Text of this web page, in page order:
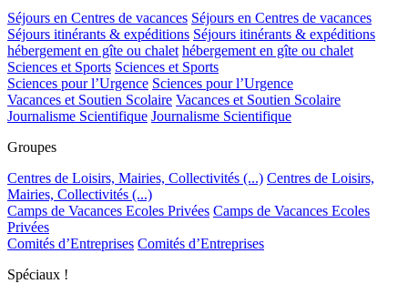
Séjours en Centres de vacances Séjours en Centres de vacances
Séjours itinérants & expéditions Séjours itinérants & expéditions
hébergement en gîte ou chalet hébergement en gîte ou chalet
Sciences et Sports Sciences et Sports
Sciences pour l’Urgence Sciences pour l’Urgence
Vacances et Soutien Scolaire Vacances et Soutien Scolaire
Journalisme Scientifique Journalisme Scientifique
Groupes
Centres de Loisirs, Mairies, Collectivités (...) Centres de Loisirs,
Mairies, Collectivités (...)
Camps de Vacances Ecoles Privées Camps de Vacances Ecoles
Privées
Comités d’Entreprises Comités d’Entreprises
Spéciaux !